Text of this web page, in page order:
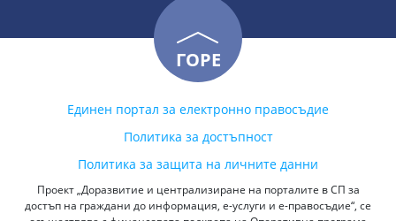
ГОРЕ
Единен портал за електронно правосъдие
Политика за достъпност
Политика за защита на личните данни
Проект „Доразвитие и централизиране на порталите в СП за
достъп на граждани до информация, е-услуги и е-правосъдие“, се